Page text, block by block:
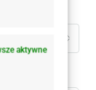
aktywne